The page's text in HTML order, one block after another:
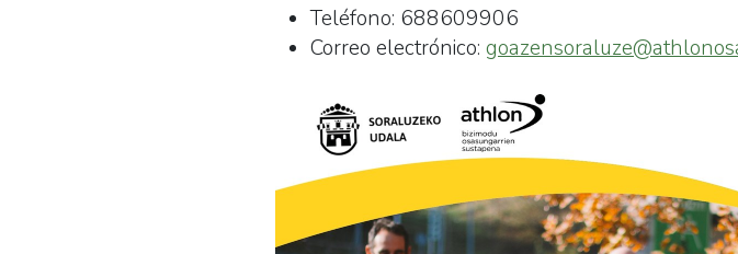
Teléfono: 688609906
Correo electrónico: